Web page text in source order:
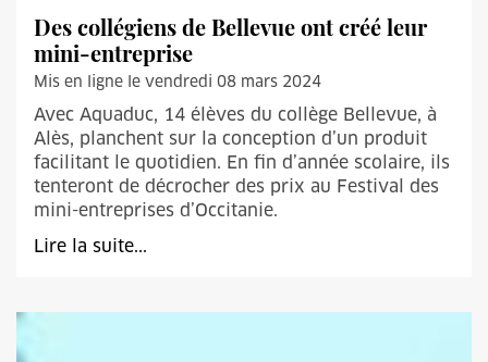
Des collégiens de Bellevue ont créé leur
mini-entreprise
Mis en ligne le vendredi 08 mars 2024
Avec Aquaduc, 14 élèves du collège Bellevue, à
Alès, planchent sur la conception d’un produit
facilitant le quotidien. En fin d’année scolaire, ils
tenteront de décrocher des prix au Festival des
mini-entreprises d’Occitanie.
Lire la suite...